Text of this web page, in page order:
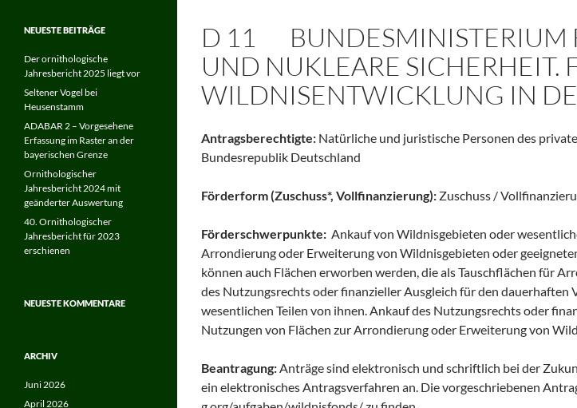
D 11 BUNDESMINISTERIUM
UND NUKLEARE SICHERHEIT.
WILDNISENTWICKLUNG IN
Antragsberechtigte: Natürliche und juristische Personen des
Bundesrepublik Deutschland
Förderform (Zuschuss*, Vollfinanzierung): Zuschuss /
Förderschwerpunkte: Ankauf von Wildnisgebieten oder
Arrondierung oder Erweiterung von Wildnisgebieten oder
können auch Flächen erworben werden, die als Tauschflächen für
des Nutzungsrechts oder finanzieller Ausgleich für den
wesentlichen Teilen von ihnen. Ankauf des Nutzungsrechts oder
Nutzungen von Flächen zur Arrondierung oder Erweiterung von
Beantragung:Anträge sind elektronisch und schriftlich bei der
ein elektronisches Antragsverfahren an. Die vorgeschriebenen
NEUESTE BEITRÄGE
Der ornithologische
Jahresbericht 2025 liegt vor
Seltener Vogel bei
Heusenstamm
ADABAR 2 – Vorgesehene
Erfassung im Raster an der
bayerischen Grenze
Ornithologischer
Jahresbericht 2024 mit
geänderter Auswertung
40. Ornithologischer
Jahresbericht für 2023
erschienen
NEUESTE KOMMENTARE
ARCHIV
Juni 2026
April 2026